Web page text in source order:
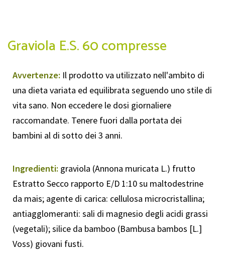
Graviola E.S. 60 compresse
Avvertenze: Il prodotto va utilizzato nell'ambito di
una dieta variata ed equilibrata seguendo uno stile di
vita sano. Non eccedere le dosi giornaliere
raccomandate. Tenere fuori dalla portata dei
bambini al di sotto dei 3 anni.
Ingredienti: graviola (Annona muricata L.) frutto
Estratto Secco rapporto E/D 1:10 su maltodestrine
da mais; agente di carica: cellulosa microcristallina;
antiagglomeranti: sali di magnesio degli acidi grassi
(vegetali); silice da bamboo (Bambusa bambos [L.]
Voss) giovani fusti.